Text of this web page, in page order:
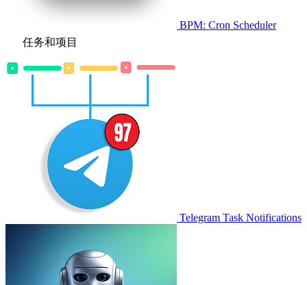
BPM: Cron Scheduler
任务和项目
Telegram Task Notifications